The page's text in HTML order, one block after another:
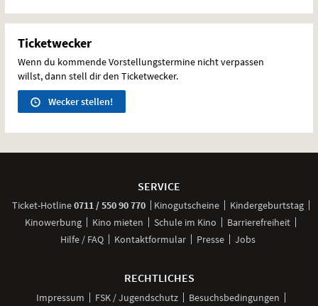
Ticketwecker
Wenn du kommende Vorstellungstermine nicht verpassen
willst, dann stell dir den Ticketwecker.
Wecker stellen!
SERVICE
Ticket-Hotline0711 / 550 90 770anrufen
Kinogutscheine
Kindergeburtstag
Kinowerbung
Kino mieten Schule im Kino
Barrierefreiheit
Hilfe / FAQ
Kontaktformular Presse Jobs
RECHTLICHES
Impressum FSK / Jugendschutz Besuchsbedingungen